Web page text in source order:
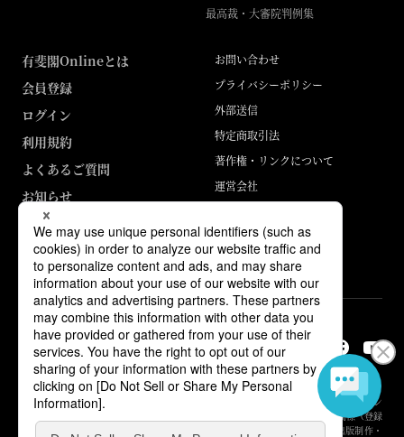
最高裁・大審院判例集
有斐閣Onlineとは
会員登録
ログイン
利用規約
よくあるご質問
お知らせ
お問い合わせ
プライバシーポリシー
外部送信
特定商取引法
著作権・リンクについて
運営会社
ABJマークは、この電子書店・電子書籍配信サービスが、著作権者からコン
テンツ使用許諾を得た正規版配信サービスであることを示す登録商標（登録
番号 第6091713号）です。詳しくは［ABJマーク］または［電子出版制作・